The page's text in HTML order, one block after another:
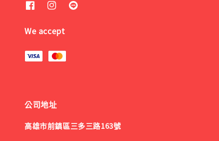
We accept
公司地址
高雄市前鎮區三多三路163號